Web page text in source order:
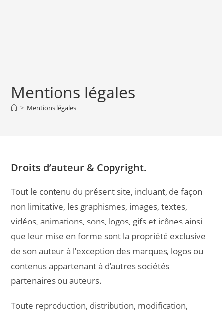
Mentions légales
> Mentions légales
Droits d’auteur & Copyright.
Tout le contenu du présent site, incluant, de façon
non limitative, les graphismes, images, textes,
vidéos, animations, sons, logos, gifs et icônes ainsi
que leur mise en forme sont la propriété exclusive
de son auteur à l’exception des marques, logos ou
contenus appartenant à d’autres sociétés
partenaires ou auteurs.
Toute reproduction, distribution, modification,